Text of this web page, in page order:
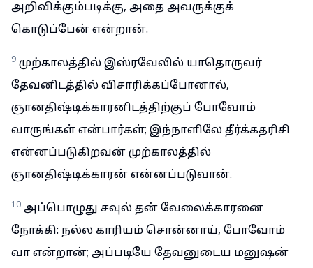
அறிவிக்கும்படிக்கு, அதை அவருக்குக்
கொடுப்பேன் என்றான்.
9 முற்காலத்தில் இஸ்ரவேலில் யாதொருவர்
தேவனிடத்தில் விசாரிக்கப்போனால்,
ஞானதிஷ்டிக்காரனிடத்திற்குப் போவோம்
வாருங்கள் என்பார்கள்; இந்நாளிலே தீர்க்கதரிசி
என்னப்படுகிறவன் முற்காலத்தில்
ஞானதிஷ்டிக்காரன் என்னப்படுவான்.
10 அப்பொழுது சவுல் தன் வேலைக்காரனை
நோக்கி: நல்ல காரியம் சொன்னாய், போவோம்
வா என்றான்; அப்படியே தேவனுடைய மனுஷன்